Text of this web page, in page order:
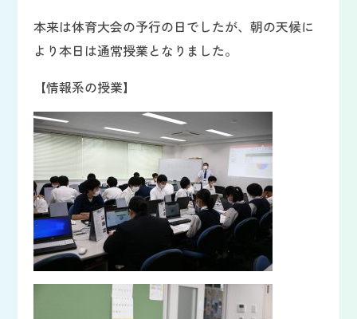
本来は体育大会の予行の日でしたが、朝の天候に
より本日は通常授業となりました。
【情報系の授業】